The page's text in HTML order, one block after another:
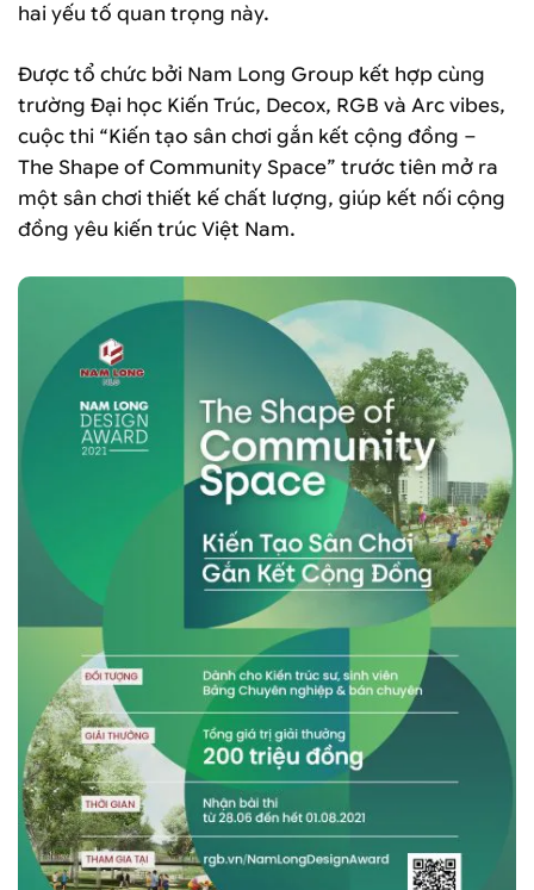
hai yếu tố quan trọng này.
Được tổ chức bởi Nam Long Group kết hợp cùng
trường Đại học Kiến Trúc, Decox, RGB và Arc vibes,
cuộc thi “Kiến tạo sân chơi gắn kết cộng đồng –
The Shape of Community Space” trước tiên mở ra
một sân chơi thiết kế chất lượng, giúp kết nối cộng
đồng yêu kiến trúc Việt Nam.